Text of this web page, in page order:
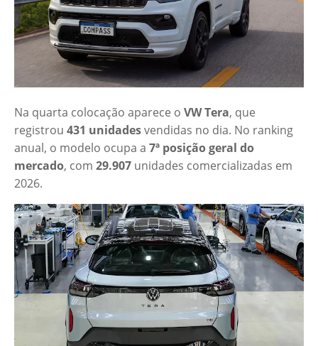
Na quarta colocação aparece o VW Tera, que
registrou 431 unidadesvendidas no dia. No ranking
anual, o modelo ocupa a 7ª posição geral do
mercado, com 29.907 unidades comercializadas em
2026.